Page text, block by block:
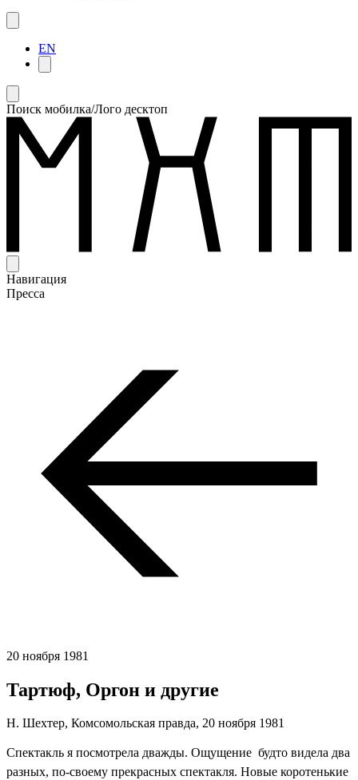
EN
Поиск мобилка/Лого десктоп
Навигация
Пресса
20 ноября 1981
Тартюф, Оргон и другие
Н. Шехтер, Комсомольская правда, 20 ноября 1981
Спектакль я посмотрела дважды. Ощущение  будто видела два
разных, по-своему прекрасных спектакля. Новые коротенькие